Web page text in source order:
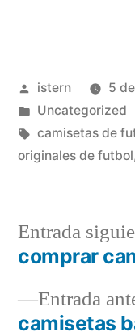
Publicado
por
istern
5
Publicado
en
Uncategorized
Etiquetas:
camisetas de
originales de futbol,
deEntrada
camisetas
Entrada
comprar